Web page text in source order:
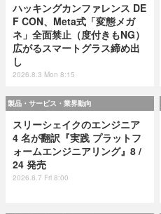
ハッキングカンファレンス DE
F CON、Meta式「変態メガ
ネ」全面禁止（度付きもNG）
広がるスマートグラス締め出
し
2026.8.3 Mon 8:15
製品・サービス・業界動向
スリーシェイクのエンジニア
4 名が翻訳『実践 プラットフ
ォームエンジニアリング』8 /
24 発売
2026.8.7 Fri 8:00